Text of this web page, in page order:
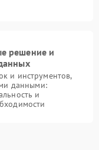
решение и
и инструментов,
данными:
и